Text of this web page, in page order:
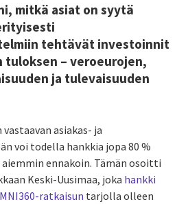
mitkä asiat on syytä
tehtävät investoinnit
– veroeurojen,
ja tulevaisuuden
asiakas- ja
voi todella hankkia jopa 80 %
ennakoin. Tämän osoitti
Keski-Uusimaa, joka hankki
ratkaisun tarjolla olleen